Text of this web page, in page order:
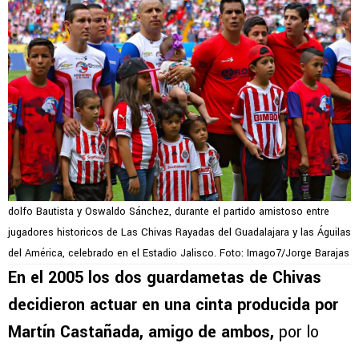
dolfo Bautista y Oswaldo Sánchez, durante el partido amistoso entre
jugadores historicos de Las Chivas Rayadas del Guadalajara y las Águilas
del América, celebrado en el Estadio Jalisco. Foto: Imago7/Jorge Barajas
En el 2005 los dos guardametas de Chivas
decidieron actuar en una cinta producida por
Martín Castañada, amigo de ambos, por lo